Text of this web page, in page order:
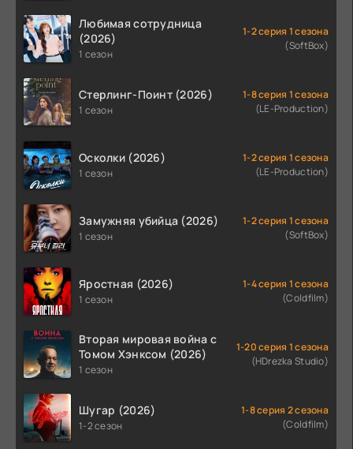
Любимая сотрудница
(2026)
1 сезон
1-2 серия 1 сезона
(SoftBox)
Стерлинг-Поинт (2026)
1 сезон
1-8 серия 1 сезона
(LE-Production)
Осколки (2026)
1 сезон
1-2 серия 1 сезона
(LE-Production)
Замужняя убийца (2026)
1 сезон
1-2 серия 1 сезона
(SoftBox)
Яростная (2026)
1 сезон
1-4 серия 1 сезона
(Coldfilm)
Вторая мировая война с
Томом Хэнксом (2026)
1 сезон
1-20 серия 1 сезона
(HDrezka Studio)
Шугар (2026)
1-2 сезон
1-8 серия 2 сезона
(Coldfilm)